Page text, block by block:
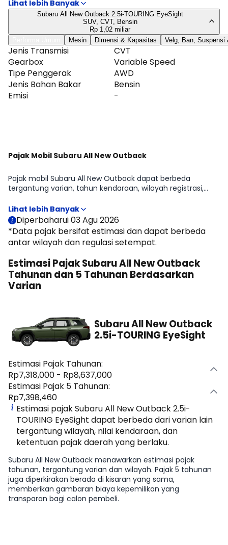
penggunaan sehari-hari: efisiensi, kemudahan manuver,
dan perawatan. Tabel lengkap tersedia di halaman
Spesifikasi Subaru All New Outback.
Subaru All New Outback 2.5i-TOURING EyeSight
SUV, CVT, Bensin
Rp 1,02 miliar
Mesin Dimensi & Kapasitas Velg, Ban, Suspensi
Jenis Transmisi
CVT
Gearbox
Variable Speed
Tipe Penggerak
AWD
Jenis Bahan Bakar
Bensin
Emisi
-
Pajak Mobil Subaru All New Outback
Pajak mobil Subaru All New Outback dapat berbeda
tergantung varian, tahun kendaraan, wilayah registrasi,
kendaraan. Pada halaman ini, Moladin menyajikan estimasi
pajak tahunan dan pajak 5 tahunan Subaru All New
Outback untuk membantu memperkirakan biaya
kepemilikan sebelum membeli mobil.
Diperbaharui 03 Agu 2026
*Data pajak bersifat estimasi dan dapat berbeda
antar wilayah dan regulasi setempat.
Estimasi Pajak Subaru All New Outback
Tahunan dan 5 Tahunan Berdasarkan
Varian
Subaru All New Outback
2.5i-TOURING EyeSight
Estimasi Pajak Tahunan:
Rp7,318,000 - Rp8,637,000
Estimasi Pajak 5 Tahunan:
Rp7,398,460
Estimasi pajak Subaru All New Outback 2.5i-
TOURING EyeSight dapat berbeda dari varian lain
tergantung wilayah, nilai kendaraan, dan
ketentuan pajak daerah yang berlaku.
Subaru All New Outback menawarkan estimasi pajak
tahunan, tergantung varian dan wilayah. Pajak 5 tahunan
juga diperkirakan berada di kisaran yang sama,
memberikan gambaran biaya kepemilikan yang
transparan bagi calon pembeli.